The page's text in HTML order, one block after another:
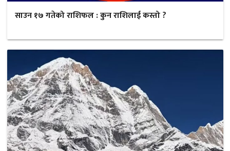
साउन १७ गतेको राशिफल : कुन राशिलाई कस्तो ?